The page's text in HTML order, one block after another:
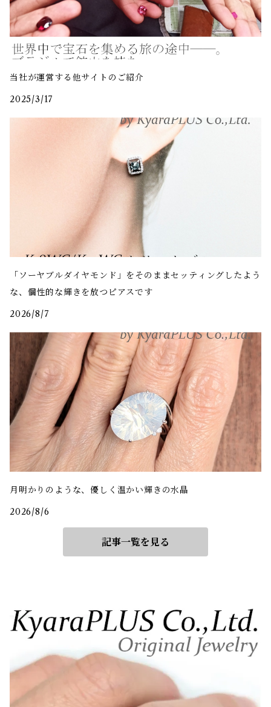
当社が運営する他サイトのご紹介
2025/3/17
「ソーヤブルダイヤモンド」をそのままセッティングしたよう
な、個性的な輝きを放つピアスです
2026/8/7
月明かりのような、優しく温かい輝きの水晶
2026/8/6
記事一覧を見る